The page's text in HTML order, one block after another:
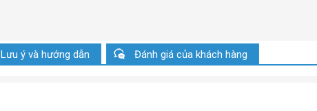
Lưu ý và hướng dẫn Đánh giá của khách hàng